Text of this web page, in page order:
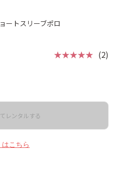
ートスリーブポロ
★★★★★ (2)
レンタルする
こちら